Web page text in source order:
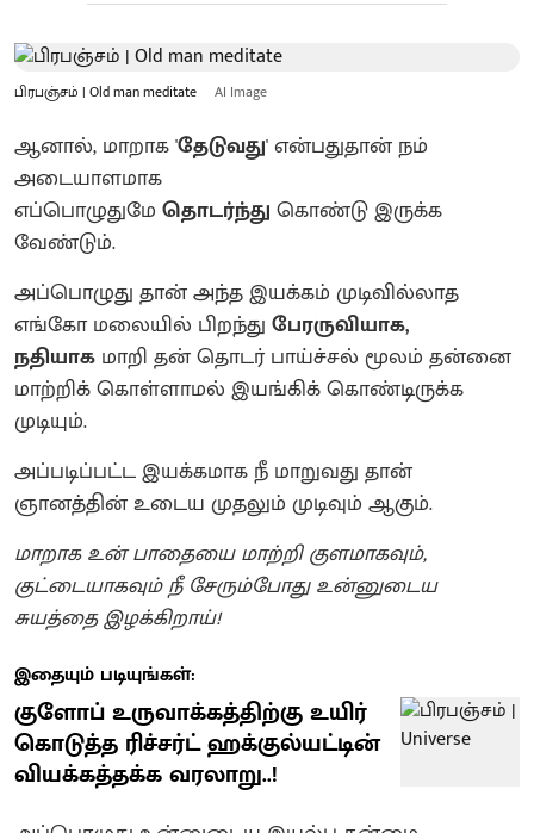
பிரபஞ்சம் | Old man meditate AI Image
ஆனால், மாறாக 'தேடுவது' என்பதுதான் நம்
அடையாளமாக
எப்பொழுதுமே தொடர்ந்து கொண்டு இருக்க
வேண்டும்.
அப்பொழுது தான் அந்த இயக்கம் முடிவில்லாத
எங்கோ மலையில் பிறந்து பேரருவியாக,
நதியாக மாறி தன் தொடர் பாய்ச்சல் மூலம் தன்னை
மாற்றிக் கொள்ளாமல் இயங்கிக் கொண்டிருக்க
முடியும்.
அப்படிப்பட்ட இயக்கமாக நீ மாறுவது தான்
ஞானத்தின் உடைய முதலும் முடிவும் ஆகும்.
மாறாக உன் பாதையை மாற்றி குளமாகவும்,
குட்டையாகவும் நீ சேரும்போது உன்னுடைய
சுயத்தை இழக்கிறாய்!
இதையும் படியுங்கள்:
குளோப் உருவாக்கத்திற்கு உயிர்
கொடுத்த ரிச்சர்ட் ஹக்குல்யட்டின்
வியக்கத்தக்க வரலாறு..!